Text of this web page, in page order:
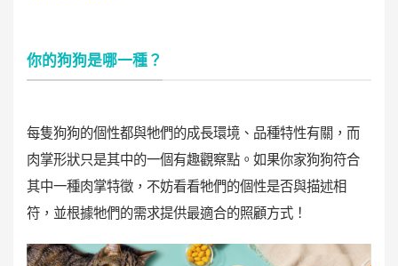
你的狗狗是哪一種？
每隻狗狗的個性都與牠們的成長環境、品種特性有關，而
肉掌形狀只是其中的一個有趣觀察點。如果你家狗狗符合
其中一種肉掌特徵，不妨看看牠們的個性是否與描述相
符，並根據牠們的需求提供最適合的照顧方式！